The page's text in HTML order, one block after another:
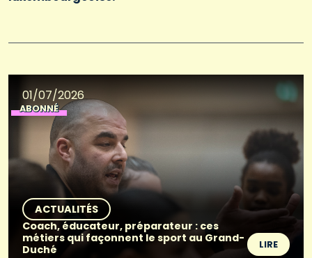
01/07/2026
ABONNÉ
ACTUALITÉS
Coach, éducateur, préparateur : ces
métiers qui façonnent le sport au Grand-
Duché
LIRE